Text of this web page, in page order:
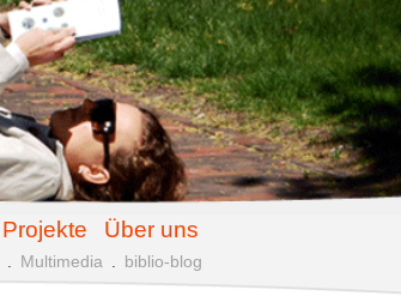
Projekte Über uns
Multimedia biblio-blog